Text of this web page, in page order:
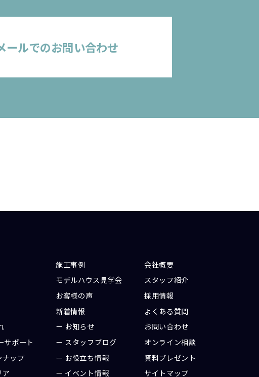
ールでのお問い合わせ
サポート
ナップ
ア
施工事例
モデルハウス見学会
お客様の声
新着情報
お知らせ
スタッフブログ
お役立ち情報
イベント情報
会社概要
スタッフ紹介
採用情報
よくある質問
お問い合わせ
オンライン相談
資料プレゼント
サイトマップ